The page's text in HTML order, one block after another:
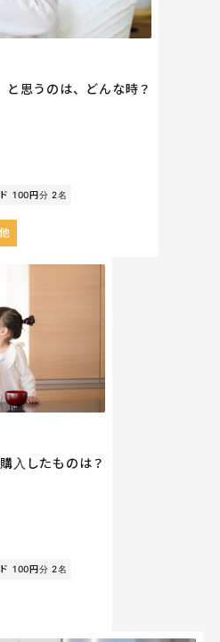
と思うのは、どんな時？
100円分 2名
入したものは？
100円分 2名